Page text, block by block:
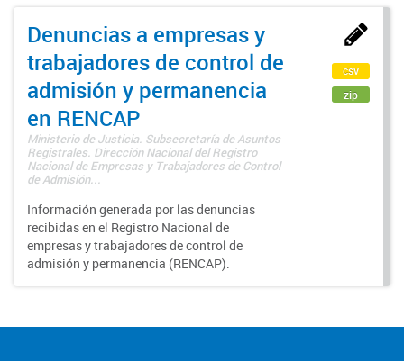
Denuncias a empresas y
trabajadores de control de
admisión y permanencia
en RENCAP
Ministerio de Justicia. Subsecretaría de Asuntos
Registrales. Dirección Nacional del Registro
Nacional de Empresas y Trabajadores de Control
de Admisión...
Información generada por las denuncias
recibidas en el Registro Nacional de
empresas y trabajadores de control de
admisión y permanencia (RENCAP).
csv
zip